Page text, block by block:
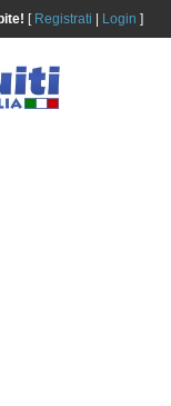
[ Registrati Login ]